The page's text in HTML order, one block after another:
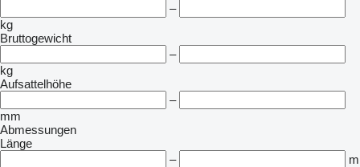
–
kg
Bruttogewicht
–
kg
Aufsattelhöhe
–
mm
Abmessungen
Länge
–
m